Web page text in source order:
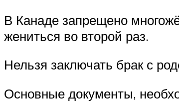
В Канаде запрещено
жениться во второй раз.
Нельзя заключать брак с
Основные документы,